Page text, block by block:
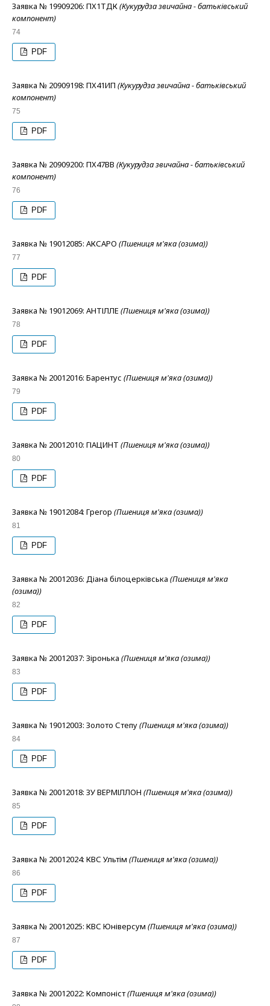
Заявка № 19909206: ПХ1ТДК(Кукурудза звичайна - батьківський
компонент)
74
PDF
Заявка № 20909198: ПХ41ИП (Кукурудза звичайна - батьківський
компонент)
75
PDF
Заявка № 20909200: ПХ47ВВ (Кукурудза звичайна - батьківський
компонент)
76
PDF
Заявка № 19012085: АКСАРО (Пшениця м'яка (озима))
77
PDF
Заявка № 19012069: АНТІЛЛЕ (Пшениця м'яка (озима))
78
PDF
Заявка № 20012016: Барентус (Пшениця м'яка (озима))
79
PDF
Заявка № 20012010: ГІАЦИНТ (Пшениця м'яка (озима))
80
PDF
Заявка № 19012084: Грегор (Пшениця м'яка (озима))
81
PDF
Заявка № 20012036: Діана білоцерківська (Пшениця м'яка
(озима))
82
PDF
Заявка № 20012037: Зіронька (Пшениця м'яка (озима))
83
PDF
Заявка № 19012003: Золото Степу(Пшениця м'яка (озима))
84
PDF
Заявка № 20012018: ЗУ ВЕРМІЛЛОН (Пшениця м'яка (озима))
85
PDF
Заявка № 20012024: КВС Ультім (Пшениця м'яка (озима))
86
PDF
Заявка № 20012025: КВС Юніверсум (Пшениця м'яка (озима))
87
PDF
Заявка № 20012022: Компоніст(Пшениця м'яка (озима))